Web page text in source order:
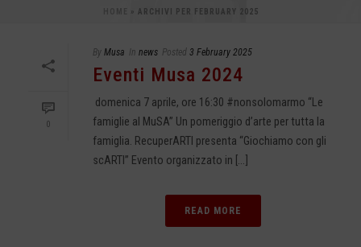
» ARCHIVI PER FEBRUARY 2025
0
By Musa In news Posted 3 February 2025
Eventi Musa 2024
domenica 7 aprile, ore 16:30 #nonsolomarmo “Le
famiglie al MuSA” Un pomeriggio d’arte per tutta la
famiglia. RecuperARTI presenta “Giochiamo con gli
scARTI” Evento organizzato in [...]
READ MORE